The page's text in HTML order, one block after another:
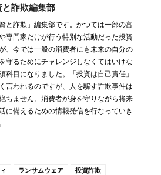
と詐欺編集部
資と詐欺」編集部です。かつては一部の富
専門家だけが行う特別な活動だった投資
、今では一般の消費者にも未来の自分の
守るためにチャレンジしなくてはいけな
科目になりました。「投資は自己責任」
言われるのですが、人を騙す詐欺事件は
ちません。消費者が身を守りながら将来
に備えるための情報発信を行なっていき
ランサムウェア
投資詐欺